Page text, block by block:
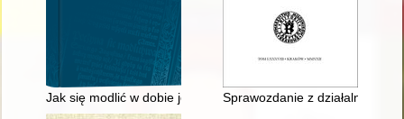
Jak się modlić w dobie jezuickiej opresji? : "Lekarstwo
Sprawozdanie z działalności